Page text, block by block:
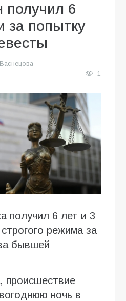
получил 6
за попытку
1
получил 6 лет и 3
режима за
бывшей
происшествие
ночь в